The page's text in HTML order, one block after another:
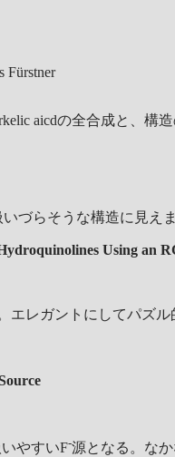
Fürstner
aicdの全合成と、構造
らそうな構造に見え
Using an
レガントにしてパズル
やすいF-源となる。な